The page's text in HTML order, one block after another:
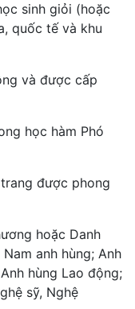
sinh giỏi (hoặc
quốc tế và khu
và được cấp
học hàm Phó
được phong
hoặc Danh
anh hùng; Anh
hùng Lao động;
sỹ, Nghệ